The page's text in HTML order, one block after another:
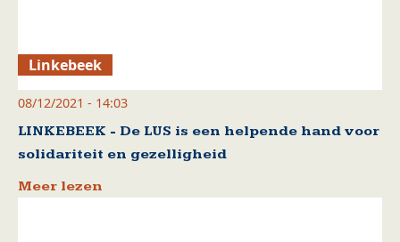
Linkebeek
08/12/2021 - 14:03
LINKEBEEK - De LUS is een helpende hand voor
solidariteit en gezelligheid
Meer lezen